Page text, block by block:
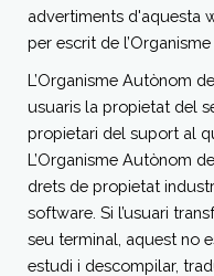
advertiments d'aquesta
per escrit de
L’Organisme Autònom
usuaris la propietat del
propietari del suport al
L’Organisme Autònom
drets de propietat
software. Si l’usuari
seu terminal, aquest no
estudi i descompilar,